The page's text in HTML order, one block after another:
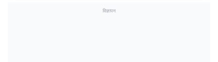
विज्ञापन